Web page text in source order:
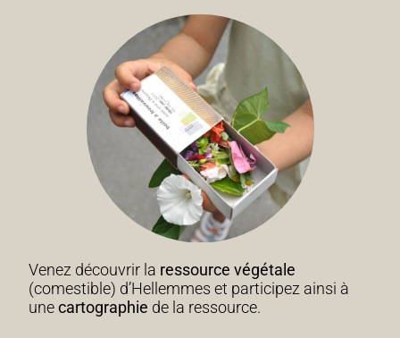
Venez découvrir la ressource végétale
(comestible) d’Hellemmes et participez ainsi à
unecartographie de la ressource.